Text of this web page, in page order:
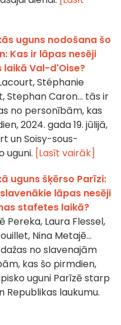
uguns nodošana šo
Kas ir lāpas nesēji
Val-d'Oise?
Stéphanie
Stephan Caron... tās ir
no personībām, kas
2024. gada 19. jūlijā,
un Soisy-sous-
uguni. [Lasīt vairāk]
uguns šķērso Parīzi:
lāpas nesēji
stafetes laikā?
Pereka, Laura Flessel,
Nina Metajē...
no slavenajām
kas šo pirmdien,
uguni Parīzē starp
Republikas laukumu.